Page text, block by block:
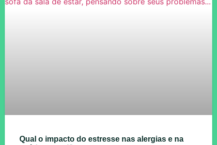
Qual o impacto do estresse nas alergias e na